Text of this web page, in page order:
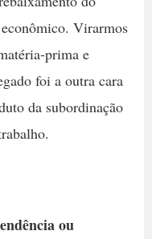
Virarmos
prima e
foi a outra cara
da subordinação
ou